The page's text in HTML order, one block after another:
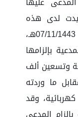
لدى هذه
الدائرة برقم 439480710 وتاريخ 07/11/1443هـ،
بإلزامها
وسبعة وتسعين ألف
ما وردته
وقد